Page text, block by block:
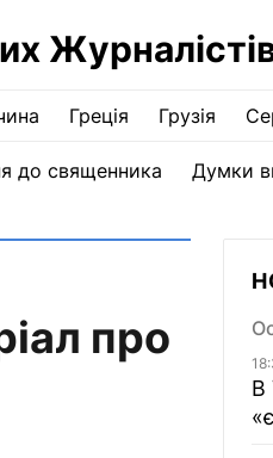
Греція Грузія
до священника Думки
про
В